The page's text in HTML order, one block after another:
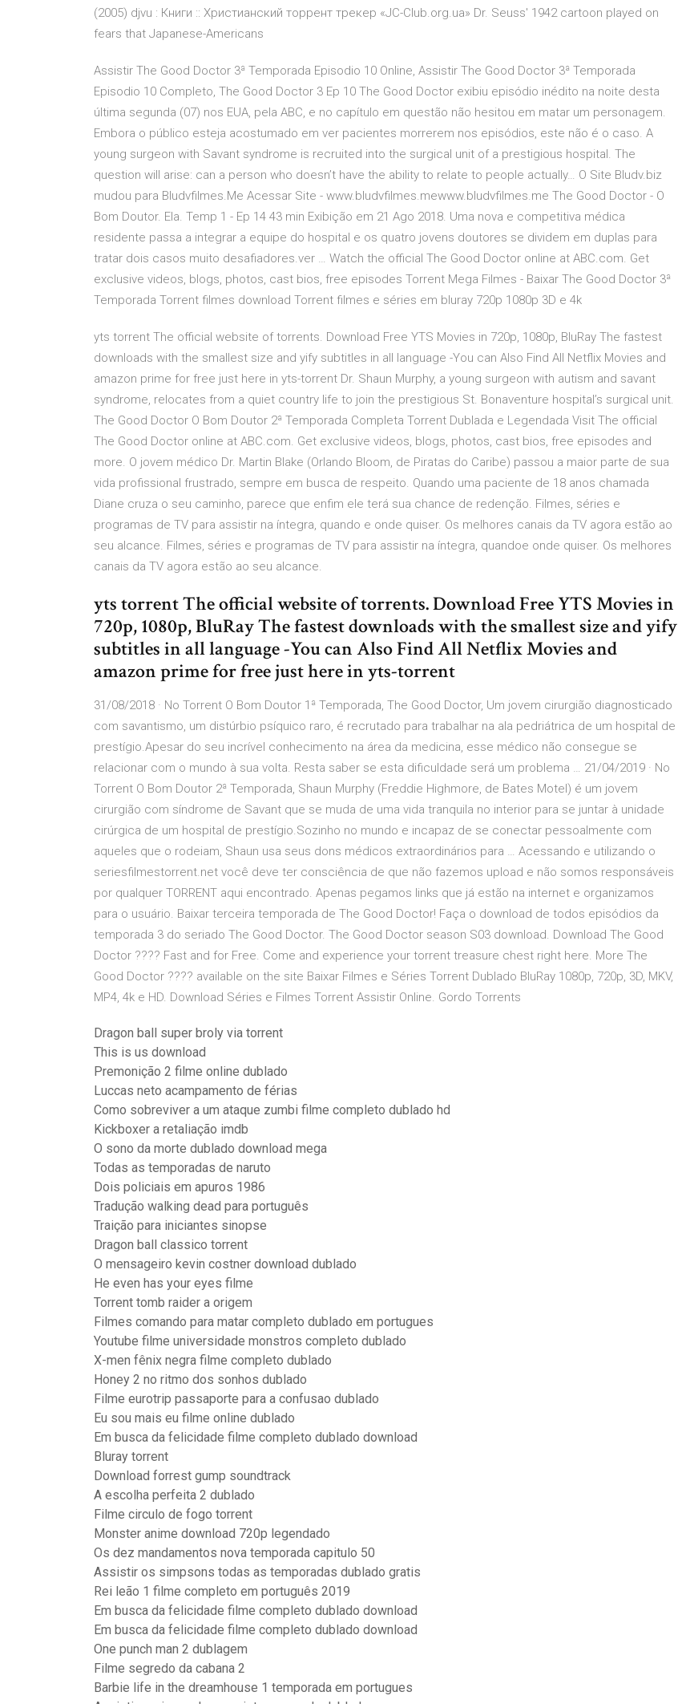
(2005) djvu : Книги :: Христианский торрент трекер «JC-Club.org.ua» Dr. Seuss' 1942 cartoon played on
fears that Japanese-Americans
Assistir The Good Doctor 3ª Temporada Episodio 10 Online, Assistir The Good Doctor 3ª Temporada
Episodio 10 Completo, The Good Doctor 3 Ep 10 The Good Doctor exibiu episódio inédito na noite desta
última segunda (07) nos EUA, pela ABC, e no capítulo em questão não hesitou em matar um personagem.
Embora o público esteja acostumado em ver pacientes morrerem nos episódios, este não é o caso. A
young surgeon with Savant syndrome is recruited into the surgical unit of a prestigious hospital. The
question will arise: can a person who doesn’t have the ability to relate to people actually… O Site Bludv.biz
mudou para Bludvfilmes.Me Acessar Site - www.bludvfilmes.mewww.bludvfilmes.me The Good Doctor - O
Bom Doutor. Ela. Temp 1 - Ep 14 43 min Exibição em 21 Ago 2018. Uma nova e competitiva médica
residente passa a integrar a equipe do hospital e os quatro jovens doutores se dividem em duplas para
tratar dois casos muito desafiadores.ver … Watch the official The Good Doctor online at ABC.com. Get
exclusive videos, blogs, photos, cast bios, free episodes Torrent Mega Filmes - Baixar The Good Doctor 3ª
Temporada Torrent filmes download Torrent filmes e séries em bluray 720p 1080p 3D e 4k
yts torrent The official website of torrents. Download Free YTS Movies in 720p, 1080p, BluRay The fastest
downloads with the smallest size and yify subtitles in all language -You can Also Find All Netflix Movies and
amazon prime for free just here in yts-torrent Dr. Shaun Murphy, a young surgeon with autism and savant
syndrome, relocates from a quiet country life to join the prestigious St. Bonaventure hospital’s surgical unit.
The Good Doctor O Bom Doutor 2ª Temporada Completa Torrent Dublada e Legendada Visit The official
The Good Doctor online at ABC.com. Get exclusive videos, blogs, photos, cast bios, free episodes and
more. O jovem médico Dr. Martin Blake (Orlando Bloom, de Piratas do Caribe) passou a maior parte de sua
vida profissional frustrado, sempre em busca de respeito. Quando uma paciente de 18 anos chamada
Diane cruza o seu caminho, parece que enfim ele terá sua chance de redenção. Filmes, séries e
programas de TV para assistir na íntegra, quando e onde quiser. Os melhores canais da TV agora estão ao
seu alcance. Filmes, séries e programas de TV para assistir na íntegra, quandoe onde quiser. Os melhores
canais da TV agora estão ao seu alcance.
yts torrent The official website of torrents. Download Free YTS Movies in
720p, 1080p, BluRay The fastest downloads with the smallest size and yify
subtitles in all language -You can Also Find All Netflix Movies and
amazon prime for free just here in yts-torrent
31/08/2018 · No Torrent O Bom Doutor 1ª Temporada, The Good Doctor, Um jovem cirurgião diagnosticado
com savantismo, um distúrbio psíquico raro, é recrutado para trabalhar na ala pedriátrica de um hospital de
prestígio.Apesar do seu incrível conhecimento na área da medicina, esse médico não consegue se
relacionar com o mundo à sua volta. Resta saber se esta dificuldade será um problema … 21/04/2019 · No
Torrent O Bom Doutor 2ª Temporada, Shaun Murphy (Freddie Highmore, de Bates Motel) é um jovem
cirurgião com síndrome de Savant que se muda de uma vida tranquila no interior para se juntar à unidade
cirúrgica de um hospital de prestígio.Sozinho no mundo e incapaz de se conectar pessoalmente com
aqueles que o rodeiam, Shaun usa seus dons médicos extraordinários para … Acessando e utilizando o
seriesfilmestorrent.net você deve ter consciência de que não fazemos upload e não somos responsáveis
por qualquer TORRENT aqui encontrado. Apenas pegamos links que já estão na internet e organizamos
para o usuário. Baixar terceira temporada de The Good Doctor! Faça o download de todos episódios da
temporada 3 do seriado The Good Doctor. The Good Doctor season S03 download. Download The Good
Doctor ???? Fast and for Free. Come and experience your torrent treasure chest right here. More The
Good Doctor ???? available on the site Baixar Filmes e Séries Torrent Dublado BluRay 1080p, 720p, 3D, MKV,
MP4, 4k e HD. Download Séries e Filmes Torrent Assistir Online. Gordo Torrents
Dragon ball super broly via torrent
This is us download
Premonição 2 filme online dublado
Luccas neto acampamento de férias
Como sobreviver a um ataque zumbi filme completo dublado hd
Kickboxer a retaliação imdb
O sono da morte dublado download mega
Todas as temporadas de naruto
Dois policiais em apuros 1986
Tradução walking dead para português
Traição para iniciantes sinopse
Dragon ball classico torrent
O mensageiro kevin costner download dublado
He even has your eyes filme
Torrent tomb raider a origem
Filmes comando para matar completo dublado em portugues
Youtube filme universidade monstros completo dublado
X-men fênix negra filme completo dublado
Honey 2 no ritmo dos sonhos dublado
Filme eurotrip passaporte para a confusao dublado
Eu sou mais eu filme online dublado
Em busca da felicidade filme completo dublado download
Bluray torrent
Download forrest gump soundtrack
A escolha perfeita 2 dublado
Filme circulo de fogo torrent
Monster anime download 720p legendado
Os dez mandamentos nova temporada capitulo 50
Assistir os simpsons todas as temporadas dublado gratis
Rei leão 1 filme completo em português 2019
Em busca da felicidade filme completo dublado download
Em busca da felicidade filme completo dublado download
One punch man 2 dublagem
Filme segredo da cabana 2
Barbie life in the dreamhouse 1 temporada em portugues